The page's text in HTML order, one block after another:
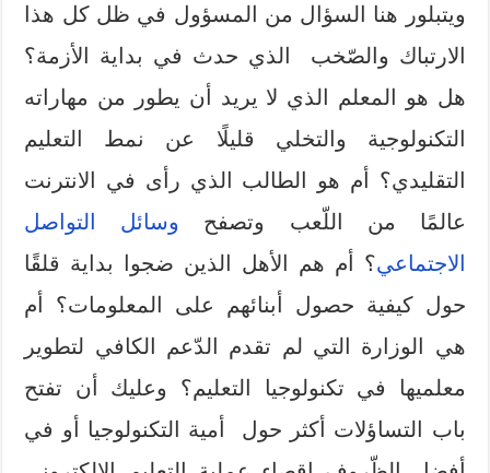
ويتبلور هنا السؤال من المسؤول في ظل كل هذا
الارتباك والصّخب الذي حدث في بداية الأزمة؟
هل هو المعلم الذي لا يريد أن يطور من مهاراته
التكنولوجية والتخلي قليلًا عن نمط التعليم
التقليدي؟ أم هو الطالب الذي رأى في الانترنت
عالمًا من اللّعب وتصفح
وسائل التواصل
الاجتماعي؟ أم هم الأهل الذين ضجوا بداية قلقًا
حول كيفية حصول أبنائهم على المعلومات؟ أم
هي الوزارة التي لم تقدم الدّعم الكافي لتطوير
معلميها في تكنولوجيا التعليم؟ وعليك أن تفتح
باب التساؤلات أكثر حول أمية التكنولوجيا أو في